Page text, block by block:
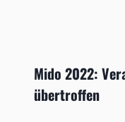
Mido 2022:
übertroffen